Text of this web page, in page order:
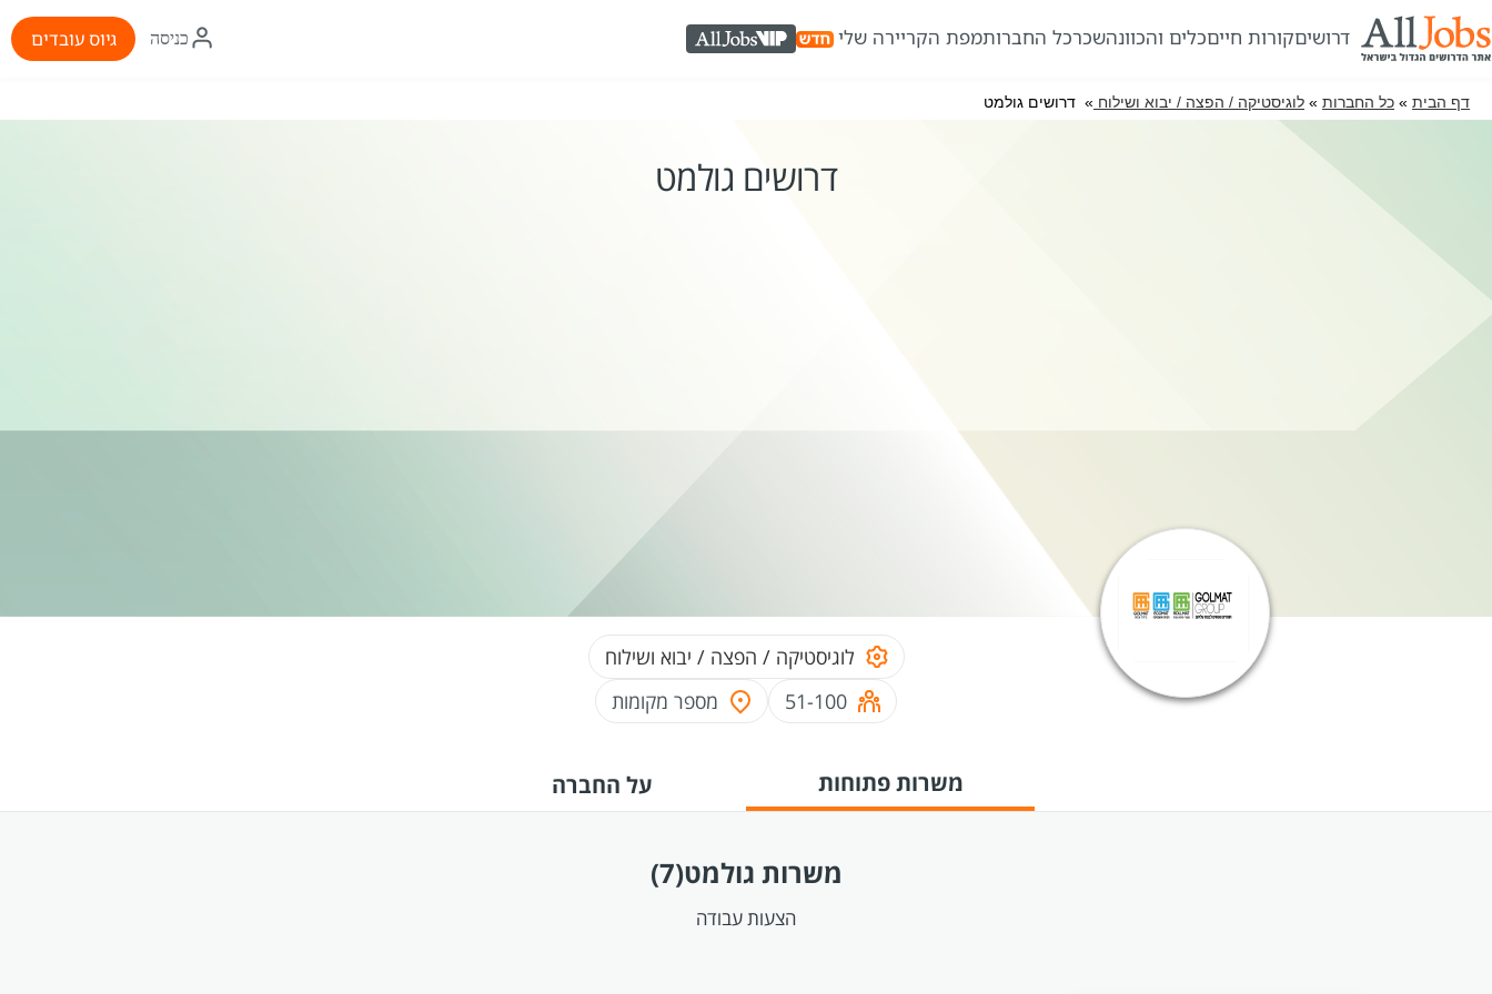
דרושיםקורות חייםכלים והכוונהשכרכל החברותמפת הקריירה שלי AllJobs VIP
איקון
התחברות
כניסה גיוס עובדים
דף הבית » כל החברות » לוגיסטיקה / הפצה / יבוא ושילוח » דרושים גולמט
דרושים גולמט
לוגיסטיקה / הפצה / יבוא ושילוח
51-100
מספר מקומות
משרות פתוחות על החברה
משרות גולמט(7)
הצעות עבודה